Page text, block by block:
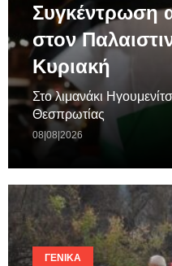
Συγκέντρωση
στον
Κυριακή
Στο λιμανάκι
Θεσπρωτίας
08|08|2026
ΓΕΝΙΚΆ